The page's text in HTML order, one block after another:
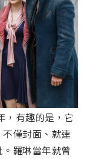
有趣的是，它
僅封面、就連
羅琳當年就曾